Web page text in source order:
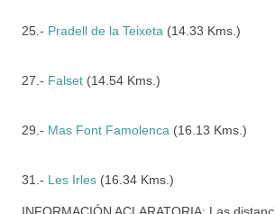
25.- Pradell de la Teixeta (14.33 Kms.)
27.- Falset(14.54 Kms.)
29.- Mas Font Famolenca (16.13 Kms.)
31.- Les Irles(16.34 Kms.)